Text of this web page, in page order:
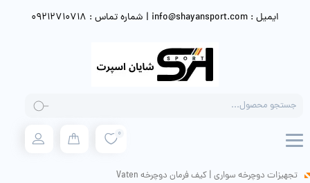
ایمیل : info@shayansport.com | شماره تماس : 09212710718
search
0
تجهیزات دوچرخه سواری | کیف فرمان دوچرخه Vaten